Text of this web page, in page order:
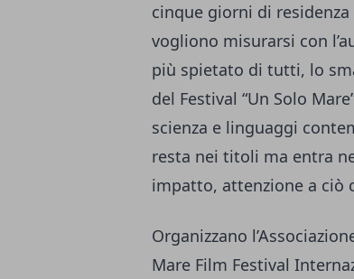
cinque giorni di
vogliono misurarsi con
più spietato di tutti, lo
del Festival “Un Solo
scienza e linguaggi
resta nei titoli ma entra
impatto, attenzione a ciò
Organizzano
Mare Film Festival